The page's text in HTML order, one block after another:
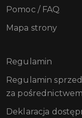
Pomoc / FAQ
Mapa strony
Regulamin
Regulamin
za
Deklaracja